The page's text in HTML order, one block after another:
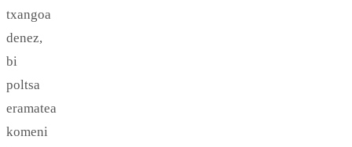
txangoa
denez,
bi
poltsa
eramatea
komeni